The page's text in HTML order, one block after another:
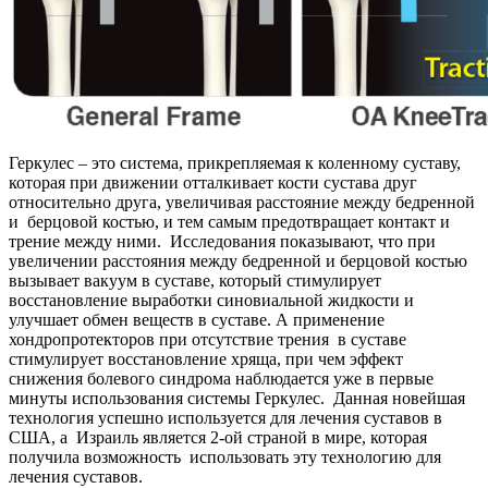
Геркулес – это система, прикрепляемая к коленному суставу,
которая при движении отталкивает кости сустава друг
относительно друга, увеличивая расстояние между бедренной
и берцовой костью, и тем самым предотвращает контакт и
трение между ними. Исследования показывают, что при
увеличении расстояния между бедренной и берцовой костью
вызывает вакуум в суставе, который стимулирует
восстановление выработки синовиальной жидкости и
улучшает обмен веществ в суставе. А применение
хондропротекторов при отсутствие трения в суставе
стимулирует восстановление хряща, при чем эффект
снижения болевого синдрома наблюдается уже в первые
минуты использования системы Геркулес. Данная новейшая
технология успешно используется для лечения суставов в
США, а Израиль является 2-ой страной в мире, которая
получила возможность использовать эту технологию для
лечения суставов.